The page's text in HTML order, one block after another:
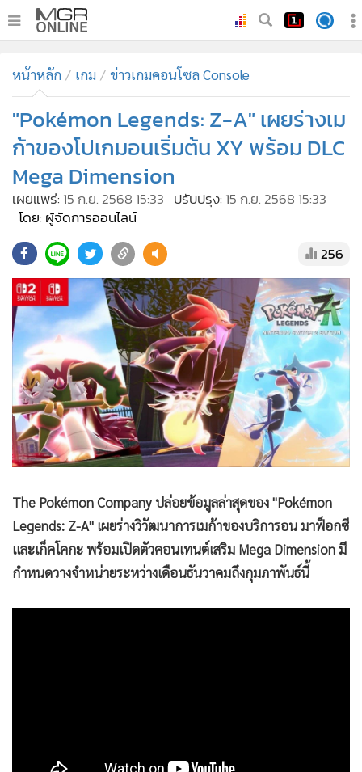
ทันเหตุการณ์
• ภาคใต้
ภูมิภาค
• บันเทิง
ผู้จัดการรายวัน
• ละคร
• CbizReview
• Cyber BIZ
•
ผู้จัดกวน
• Good health & Well-being
Green Innovation & SD
• Management & HR
• MGR Live
• Infographic
• ท่องเที่ยว
กีฬา
•
ต่างประเทศ
• เศรษฐกิจ-ธุรกิจ
วิทยาศาสตร์
หน้าหลัก เกม ข่าวเกมคอนโซล Console
"Pokémon Legends: Z-A" เผยร่างเม
ก้าของโปเกมอนเริ่มต้น XY พร้อม DLC
Mega Dimension
เผยแพร่: 15 ก.ย. 2568 15:33 ปรับปรุง: 15 ก.ย. 2568 15:33
โดย: ผู้จัดการออนไลน์
256
The Pokémon Company ปล่อยข้อมูลล่าสุดของ "Pokémon
Legends: Z-A" เผยร่างวิวัฒนาการเมก้าของบริการอน มาฟ็อกซี
และเก็คโคกะ พร้อมเปิดตัวคอนเทนต์เสริม Mega Dimension มี
กำหนดวางจำหน่ายระหว่างเดือนธันวาคมถึงกุมภาพันธ์นี้